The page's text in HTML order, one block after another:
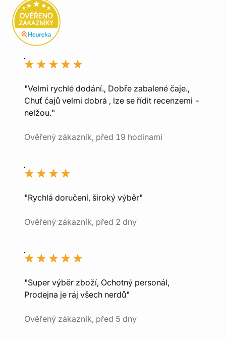
"Velmi rychlé dodání., Dobře zabalené čaje.,
Chuť čajů velmi dobrá , lze se řídit recenzemi -
nelžou."
Ověřený zákazník, před 19 hodinami
"Rychlá doručení, široký výběr"
Ověřený zákazník, před 2 dny
"Super výběr zboží, Ochotný personál,
Prodejna je ráj všech nerdů"
Ověřený zákazník, před 5 dny